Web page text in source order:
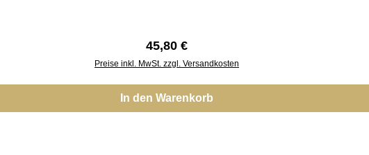
Regulärer Preis:
45,80 €
Preise inkl. MwSt. zzgl. Versandkosten
In den Warenkorb